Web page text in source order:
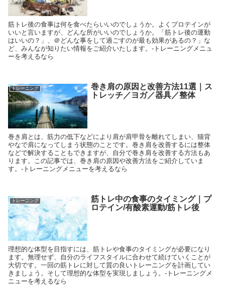
筋トレ後の食事は何を食べたらいいのでしょうか。よくプロテインが
いいと言いますが、どんな所がいいのでしょうか。「筋トレ後の運動
はいいの？」、＠どんな事をして過ごすのが最も効果があるの？」な
ど、みんなが知りたい情報をご紹介いたします。-トレーニングメニュ
ーを考えるなら
トレーニング
巻き肩の原因と改善方法11選｜ス
トレッチ／ヨガ／器具／整体
巻き肩とは、筋力の低下などにより肩が肩甲骨を離れてしまい、猫背
やなで肩になってしまう状態のことです。巻き肩を改善するには整体
などで解決することもできますが、自分で巻き肩を改善する方法もあ
ります。この記事では、巻き肩の原因や改善方法をご紹介していま
す。-トレーニングメニューを考えるなら
トレーニング
筋トレ中の食事のタイミング｜プ
ロテイン/有酸素運動/筋トレ後
理想的な体型を目指すには、筋トレや食事のタイミングが必要になり
ます。無理せず、自分のライフスタイルに合わせて続けていくことが
大切です。一回の筋トレに対して質の良いトレーニングを計画してい
きましょう。そして理想的な体型を実現しましょう。-トレーニングメ
ニューを考えるなら